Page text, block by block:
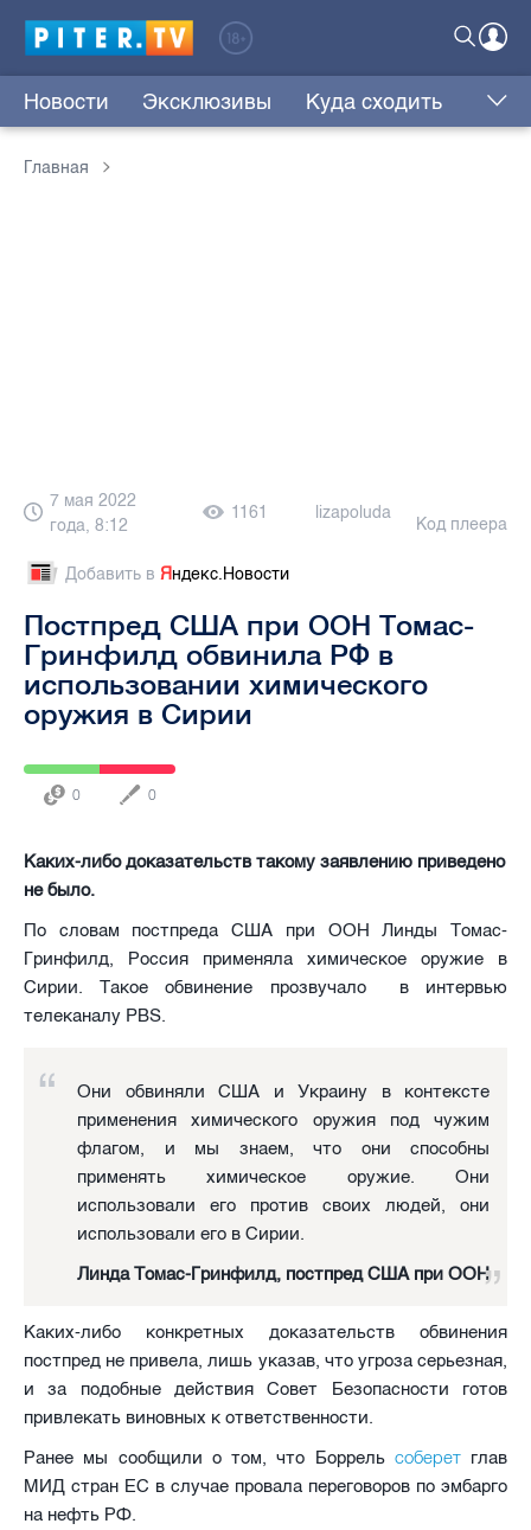
Новости Эксклюзивы Куда сходить
Главная
7 мая 2022
года, 8:12
1161 lizapoluda
Код плеера
Добавить в Яндекс.Новости
Постпред США при ООН Томас-
Гринфилд обвинила РФ в
использовании химического
оружия в Сирии
0 0
Каких-либо доказательств такому заявлению приведено
не было.
По словам постпреда США при ООН Линды Томас-
Гринфилд, Россия применяла химическое оружие в
Сирии. Такое обвинение прозвучало в интервью
телеканалу PBS.
Они обвиняли США и Украину в контексте
применения химического оружия под чужим
флагом, и мы знаем, что они способны
применять химическое оружие. Они
использовали его против своих людей, они
использовали его в Сирии.
Линда Томас-Гринфилд, постпред США при ООН
Каких-либо конкретных доказательств обвинения
постпред не привела, лишь указав, что угроза серьезная,
и за подобные действия Совет Безопасности готов
привлекать виновных к ответственности.
Ранее мы сообщили о том, что Боррель соберетглав
МИД стран ЕС в случае провала переговоров по эмбарго
на нефть РФ.